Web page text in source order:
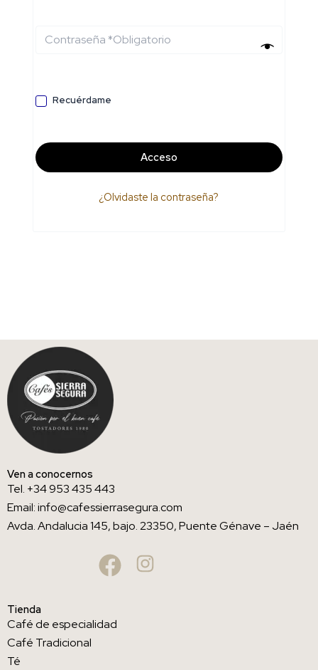
Recuérdame
Acceso
¿Olvidaste la contraseña?
Ven a conocernos
Tel. +34 953 435 443
Email: info@cafessierrasegura.com
Avda. Andalucia 145, bajo. 23350, Puente Génave – Jaén
Tienda
Café de especialidad
Café Tradicional
Té